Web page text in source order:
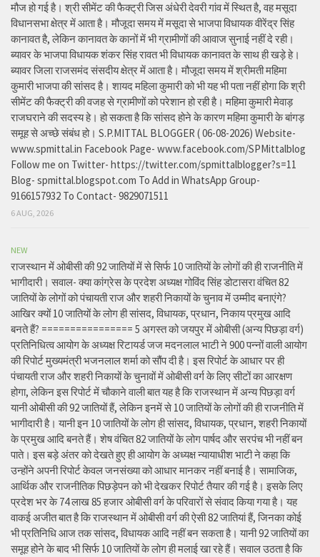
मौज हो गई है। श्री सीमेंट की फैक्ट्री जिस अंधेरी देवरी गांव में स्थित है, वह मसूदा
विधानसभा क्षेत्र में आता है। मौजूदा समय में मसूदा से भाजपा विधायक वीरेंद्र सिंह
कानावत है, लेकिन कानावत के कानों में भी ग्रामीणों की आवाज सुनाई नहीं दे रही।
ब्यावर के भाजपा विधायक शंकर सिंह रावत भी विधायक कानावत के साथ ही खड़े हे।
ब्यावर जिला राजसमंद संसदीय क्षेत्र में आता है। मौजूदा समय में श्रीमती महिमा
कुमारी भाजपा की सांसद है। शायद महिला कुमारी को भी यह भी पता नहीं होगा कि श्री
सीमेंट की फैक्ट्री की वजह से ग्रामीणों को परेशान हो रही है। महिमा कुमारी मेवाड़
राजघराने की सदस्य हे। हो सकता है कि सांसद होने के कारण महिमा कुमारी के बांगड़
समूह से अच्छे संबंध हो। S.P.MITTAL BLOGGER ( 06-08-2026) Website-
www.spmittal.in Facebook Page- www.facebook.com/SPMittalblog
Follow me on Twitter- https://twitter.com/spmittalblogger?s=11
Blog- spmittal.blogspot.com To Add in WhatsApp Group-
9166157932 To Contact- 9829071511
6 AUG, 2026
NEW
राजस्थान में ओबीसी की 92 जातियों में से सिर्फ 10 जातियों के लोगों की ही राजनीति में
भागीदारी। सवाल- क्या कांग्रेस के प्रदेश अध्यक्ष गोविंद सिंह डोटासरा वंचित 82
जातियों के लोगों को पंचायती राज और शहरी निकायों के चुनाव में उम्मीद बनाएंगे?
आखिर क्यों 10 जातियों के लोग ही सांसद, विधायक, प्रधान, निकाय प्रमुख आदि
बनते हैं? ================ 5 अगस्त को जयपुर में ओबीसी (अन्य पिछड़ा वर्ग)
प्रतिनिधित्व आयोग के अध्यक्ष रिटायर्ड जज मदनलाल भाटी ने 900 पन्नों वाली आयोग
की रिपोर्ट मुख्यमंत्री भजनलाल शर्मा को सौंप दी है। इस रिपोर्ट के आधार पर ही
पंचायती राज और शहरी निकायों के चुनावों में ओबीसी वर्ग के लिए सीटों का आरक्षण
होगा, लेकिन इस रिपोर्ट में चौकाने वाली बात यह है कि राजस्थान में अन्य पिछड़ा वर्ग
यानी ओबीसी की 92 जातियों हैं, लेकिन इनमें से 10 जातियों के लोगों की ही राजनीति में
भागीदारी है। यानी इन 10 जातियों के लोग ही सांसद, विधायक, प्रधान, शहरी निकायों
के प्रमुख आदि बनते हैं। शेष वंचित 82 जातियों के लोग पार्षद और सरपंच भी नहीं बन
पाते। इस बड़े अंतर को देखते हुए ही आयोग के अध्यक्ष न्यायाधीश भाटी ने कहा कि
उन्होंने अपनी रिपोर्ट केवल जनसंख्या को आधार मानकर नहीं बनाई है। सामाजिक,
आर्थिक और राजनीतिक पिछड़ेपन को भी देखकर रिपोर्ट तैयार की गई है। इसके लिए
प्रदेश भर के 74 लाख 85 हजार ओबीसी वर्ग के परिवारों से संवाद किया गया है। यह
वाकई अजीत बात है कि राजस्थान में ओबीसी वर्ग की ऐसी 82 जातियां हैं, जिनका कोई
भी प्रतिनिधि आज तक सांसद, विधायक आदि नहीं बन सकता है। यानी 92 जातियों का
समूह होने के बाद भी सिर्फ 10 जातियों के लोग ही मलाई खा रहे हैं। सवाल उठता है कि